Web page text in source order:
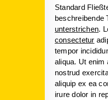
Standard
beschreibende
unterstrichen.
consectetur
tempor
aliqua. Ut enim
nostrud
aliquip ex ea
irure dolor in